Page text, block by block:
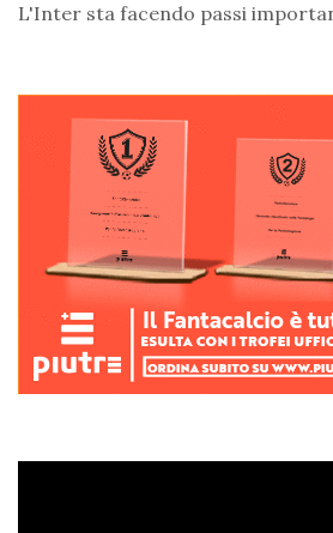
L'Inter sta facendo passi